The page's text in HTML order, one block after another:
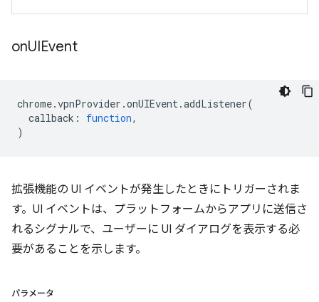
onUIEvent
chrome.vpnProvider .onUIEvent.addListener(
callback : function,
)
拡張機能の UI イベントが発生したときにトリガーされま
す。UI イベントは、プラットフォームからアプリに送信さ
れるシグナルで、ユーザーに UI ダイアログを表示する必
要があることを示します。
パラメータ